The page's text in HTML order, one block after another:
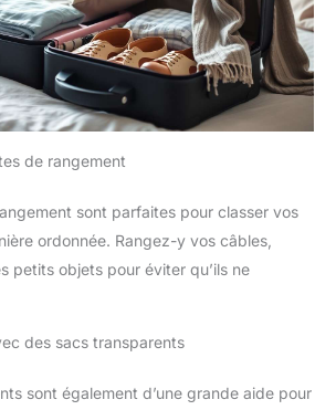
de rangement
sont parfaites pour classer vos
ordonnée. Rangez-y vos câbles,
petits objets pour éviter qu’ils ne
des sacs transparents
sont également d’une grande aide pour